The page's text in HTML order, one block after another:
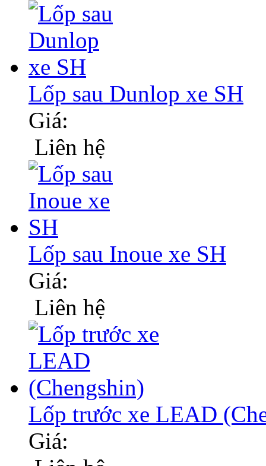
Lốp sau Dunlop xe SH
Giá:
Liên hệ
Lốp sau Inoue xe SH
Giá:
Liên hệ
Lốp trước xe LEAD
Giá: